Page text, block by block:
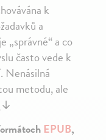
k
a
„správné“ a co
často vede k
Nenásilná
metodu, ale
↓
EPUB,